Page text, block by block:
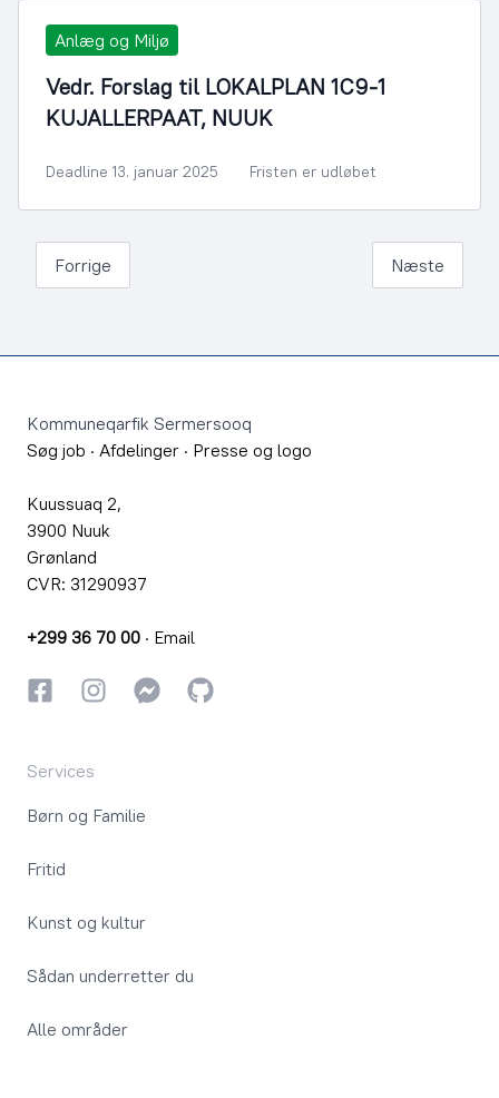
Anlæg og Miljø
Vedr. Forslag til LOKALPLAN 1C9-1
KUJALLERPAAT, NUUK
Deadline 13. januar 2025 Fristen er udløbet
Forrige Næste
Kommuneqarfik Sermersooq
Søg job · Afdelinger · Presse og logo
Kuussuaq 2,
3900 Nuuk
Grønland
CVR: 31290937
+299 36 70 00 · Email
FacebookInstagramInstagram
GitHub
Services
Børn og Familie
Fritid
Kunst og kultur
Sådan underretter du
Alle områder